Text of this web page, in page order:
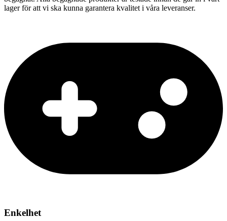
lager för att vi ska kunna garantera kvalitet i våra leveranser.
Enkelhet